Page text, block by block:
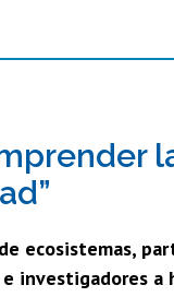
ecosistemas,
investigadores a